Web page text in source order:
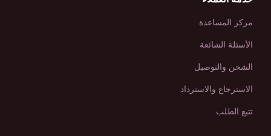
مركز المساعدة
الأسئلة الشائعة
الشحن والتوصيل
الاسترجاع والاسترداد
تتبع الطلب